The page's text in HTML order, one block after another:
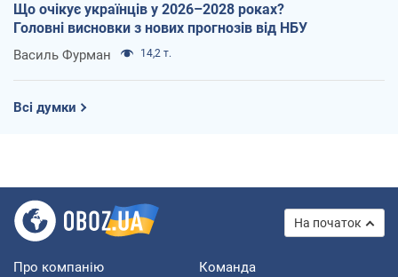
Що очікує українців у 2026–2028 роках?
Головні висновки з нових прогнозів від НБУ
Василь Фурман 14,2 т.
Всі думки
На початок
Про компанію Команда